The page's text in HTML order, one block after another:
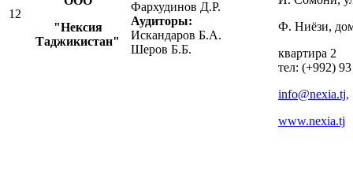
12
"Нексия
Таджикистан"
Фархудинов Д.Р.
Аудиторы:
Искандаров Б.А.
Шеров Б.Б.
Ф. Ниёзи,
квартира 2
тел: (+992)
info@nexia.tj,
www.nexia.tj